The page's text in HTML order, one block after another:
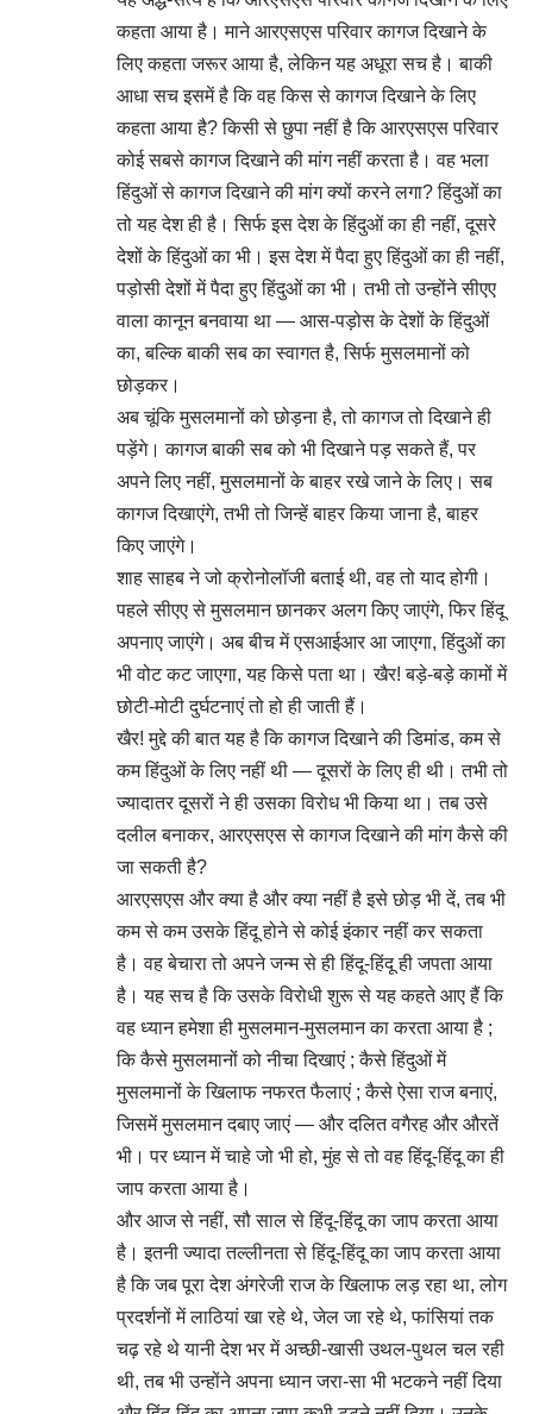
कहता आया है। माने आरएसएस परिवार कागज दिखाने के
लिए कहता जरूर आया है, लेकिन यह अधूरा सच है। बाकी
आधा सच इसमें है कि वह किस से कागज दिखाने के लिए
कहता आया है? किसी से छुपा नहीं है कि आरएसएस परिवार
कोई सबसे कागज दिखाने की मांग नहीं करता है। वह भला
हिंदुओं से कागज दिखाने की मांग क्यों करने लगा? हिंदुओं का
तो यह देश ही है। सिर्फ इस देश के हिंदुओं का ही नहीं, दूसरे
देशों के हिंदुओं का भी। इस देश में पैदा हुए हिंदुओं का ही नहीं,
पड़ोसी देशों में पैदा हुए हिंदुओं का भी। तभी तो उन्होंने सीएए
वाला कानून बनवाया था — आस-पड़ोस के देशों के हिंदुओं
का, बल्कि बाकी सब का स्वागत है, सिर्फ मुसलमानों को
छोड़कर।
अब चूंकि मुसलमानों को छोड़ना है, तो कागज तो दिखाने ही
पड़ेंगे। कागज बाकी सब को भी दिखाने पड़ सकते हैं, पर
अपने लिए नहीं, मुसलमानों के बाहर रखे जाने के लिए। सब
कागज दिखाएंगे, तभी तो जिन्हें बाहर किया जाना है, बाहर
किए जाएंगे।
शाह साहब ने जो क्रोनोलॉजी बताई थी, वह तो याद होगी।
पहले सीएए से मुसलमान छानकर अलग किए जाएंगे, फिर हिंदू
अपनाए जाएंगे। अब बीच में एसआईआर आ जाएगा, हिंदुओं का
भी वोट कट जाएगा, यह किसे पता था। खैर! बड़े-बड़े कामों में
छोटी-मोटी दुर्घटनाएं तो हो ही जाती हैं।
खैर! मुद्दे की बात यह है कि कागज दिखाने की डिमांड, कम से
कम हिंदुओं के लिए नहीं थी — दूसरों के लिए ही थी। तभी तो
ज्यादातर दूसरों ने ही उसका विरोध भी किया था। तब उसे
दलील बनाकर, आरएसएस से कागज दिखाने की मांग कैसे की
जा सकती है?
आरएसएस और क्या है और क्या नहीं है इसे छोड़ भी दें, तब भी
कम से कम उसके हिंदू होने से कोई इंकार नहीं कर सकता
है। वह बेचारा तो अपने जन्म से ही हिंदू-हिंदू ही जपता आया
है। यह सच है कि उसके विरोधी शुरू से यह कहते आए हैं कि
वह ध्यान हमेशा ही मुसलमान-मुसलमान का करता आया है ;
कि कैसे मुसलमानों को नीचा दिखाएं ; कैसे हिंदुओं में
मुसलमानों के खिलाफ नफरत फैलाएं ; कैसे ऐसा राज बनाएं,
जिसमें मुसलमान दबाए जाएं — और दलित वगैरह और औरतें
भी। पर ध्यान में चाहे जो भी हो, मुंह से तो वह हिंदू-हिंदू का ही
जाप करता आया है।
और आज से नहीं, सौ साल से हिंदू-हिंदू का जाप करता आया
है। इतनी ज्यादा तल्लीनता से हिंदू-हिंदू का जाप करता आया
है कि जब पूरा देश अंगरेजी राज के खिलाफ लड़ रहा था, लोग
प्रदर्शनों में लाठियां खा रहे थे, जेल जा रहे थे, फांसियां तक
चढ़ रहे थे यानी देश भर में अच्छी-खासी उथल-पुथल चल रही
थी, तब भी उन्होंने अपना ध्यान जरा-सा भी भटकने नहीं दिया